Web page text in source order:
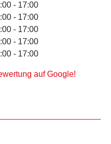
- 17:00
- 17:00
- 17:00
- 17:00
- 17:00
auf Google!